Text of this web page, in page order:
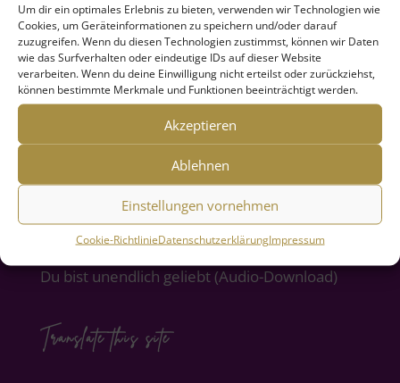
Um dir ein optimales Erlebnis zu bieten, verwenden wir Technologien wie
Cookies, um Geräteinformationen zu speichern und/oder darauf
zuzugreifen. Wenn du diesen Technologien zustimmst, können wir Daten
wie das Surfverhalten oder eindeutige IDs auf dieser Website
verarbeiten. Wenn du deine Einwilligung nicht erteilst oder zurückziehst,
können bestimmte Merkmale und Funktionen beeinträchtigt werden.
Akzeptieren
Ablehnen
Einstellungen vornehmen
Cookie-RichtlinieDatenschutzerklärungImpressum
Aktuelle Angebote
Spirituelle Reise nach Südfrankreich
Spirituelle Reise nach Kroatien
Persönliches Coaching
Nardenöl
Du bist unendlich geliebt (Audio-Download)
Translate this site